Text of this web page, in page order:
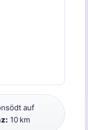
auf
10 km